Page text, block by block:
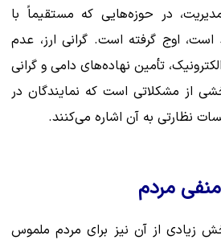
در حوزه‌هایی که مستقیماً با
اوج گرفته است. گرانی ارز، عدم
تأمین نهاده‌های دامی و گرانی
از مشکلاتی است که نمایندگان در
نظارتی به آن اشاره می‌کنند.
مردم
زیادی از آن نیز برای مردم ملموس